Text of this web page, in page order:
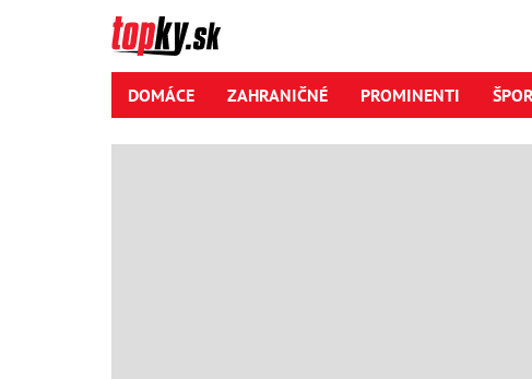
DOMÁCE ZAHRANIČNÉ PROMINENTI